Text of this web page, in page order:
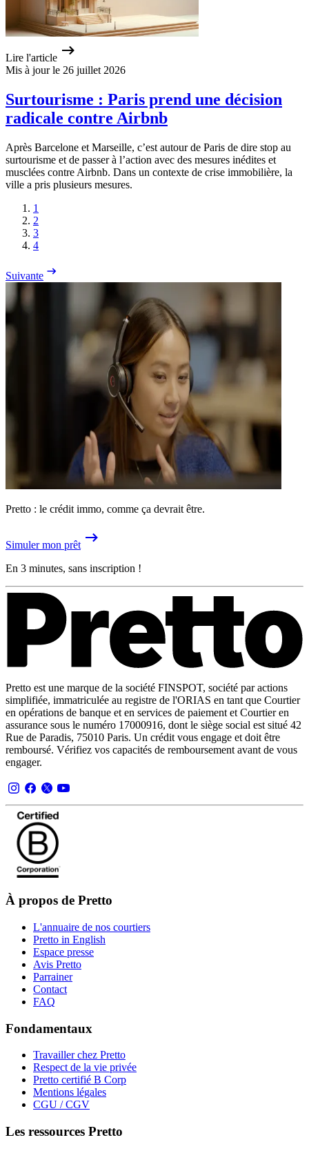
Lire l'article
Mis à jour le 26 juillet 2026
Surtourisme : Paris prend une décision
radicale contre Airbnb
Après Barcelone et Marseille, c’est autour de Paris de dire stop au
surtourisme et de passer à l’action avec des mesures inédites et
musclées contre Airbnb. Dans un contexte de crise immobilière, la
ville a pris plusieurs mesures.
1
2
3
4
Suivante
Pretto : le crédit immo, comme ça devrait être.
Simuler mon prêt
En 3 minutes, sans inscription !
Pretto est une marque de la société FINSPOT, société par actions
simplifiée, immatriculée au registre de l'ORIAS en tant que Courtier
en opérations de banque et en services de paiement et Courtier en
assurance sous le numéro 17000916, dont le siège social est situé 42
Rue de Paradis, 75010 Paris. Un crédit vous engage et doit être
remboursé. Vérifiez vos capacités de remboursement avant de vous
engager.
À propos de Pretto
L'annuaire de nos courtiers
Pretto in English
Espace presse
Avis Pretto
Parrainer
Contact
FAQ
Fondamentaux
Travailler chez Pretto
Respect de la vie privée
Pretto certifié B Corp
Mentions légales
CGU / CGV
Les ressources Pretto